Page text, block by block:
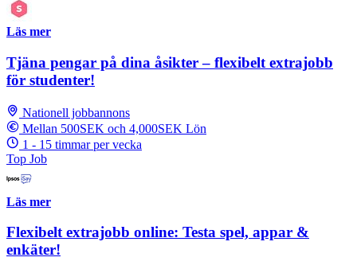
Läs mer
Tjäna pengar på dina åsikter – flexibelt extrajobb
för studenter!
Nationell jobbannons
Mellan 500SEK och 4,000SEK Lön
1 - 15 timmar per vecka
Top Job
Läs mer
Flexibelt extrajobb online: Testa spel, appar &
enkäter!